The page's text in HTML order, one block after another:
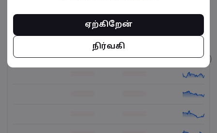
நிதிசார் கருவிகள் தொடர்பானவை
உடைமை விற்பனை வாங்குதல் கட்டணம் (%)
ஏற்கிறேன்
நிர்வகி